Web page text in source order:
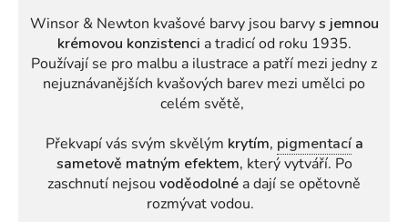
Winsor & Newton kvašové barvy jsou barvys jemnou
krémovou konzistenci a tradicí od roku 1935.
Používají se pro malbu a ilustrace a patří mezi jedny z
nejuznávanějších kvašových barev mezi umělci po
celém světě,
Překvapí vás svým skvělým krytím, pigmentacía
sametově matným efektem, který vytváří. Po
zaschnutí nejsou voděodolné a dají se opětovně
rozmývat vodou.